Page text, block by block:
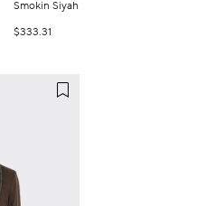
Smokin Siyah
$333.31